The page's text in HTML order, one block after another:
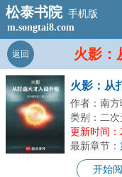
松泰书院 手机版
m.songtai8.com
火影：
返回
火影：从
作者：南方
类别：二次
更新时间：
最新章节：
母。
开始